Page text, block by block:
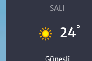
SALI
24°
Güneşli